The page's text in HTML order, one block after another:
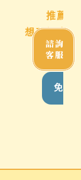
、類組、
諮詢
客服